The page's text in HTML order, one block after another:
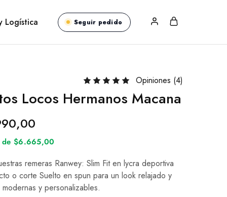
Logística Seguir pedido
Opiniones (4)
Locos Hermanos Macana
de $6.665,00
remeras Ranwey: Slim Fit en lycra deportiva
o corte Suelto en spun para un look relajado y
y personalizables.